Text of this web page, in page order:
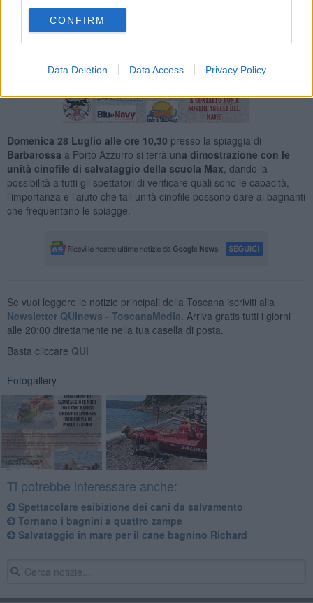
CONFIRM
Data Deletion Data Access Privacy Policy
Domenica 28 Luglio alle ore 10,30 presso la spiaggia di
Barbarossa a Porto Azzurro si terrà una dimostrazione con le
unità cinofile di salvataggio della scuola Max , dando la
possibilità a tutti gli spettatori di verificare quali sono le capacità,
l’importanza e l’aiuto che tali unità cinofile possono dare ai bagnanti
che frequentano le spiagge.
Se vuoi leggere le notizie principali della Toscana iscriviti alla
Newsletter QUInews - ToscanaMedia. Arriva gratis tutti i giorni
alle 20:00 direttamente nella tua casella di posta.
Basta cliccare QUI
Fotogallery
Ti potrebbe interessare anche:
Spettacolare esibizione dei cani da salvamento
Tornano i bagnini a quattro zampe
Salvataggio in mare per il cane bagnino Richard